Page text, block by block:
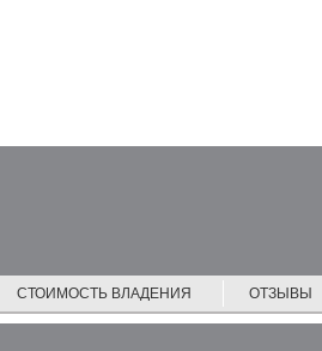
СТОИМОСТЬ ВЛАДЕНИЯ ОТЗЫВЫ